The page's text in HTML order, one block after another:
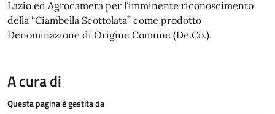
Lazio ed Agrocamera per l’imminente riconoscimento
della “Ciambella Scottolata” come prodotto
Denominazione di Origine Comune (De.Co.).
A cura di
Questa pagina è gestita da